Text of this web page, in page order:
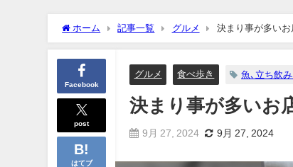
ホーム 記事一覧 グルメ 決まり事が多いお
Facebook
post
はてブ
グルメ 食べ歩き 魚､立ち飲
決まり事が多いお
9月 27, 2024 9月 27, 2024